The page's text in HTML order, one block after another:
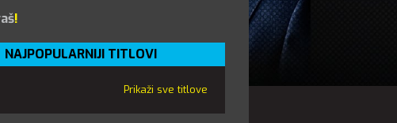
!
NAJPOPULARNIJI TITLOVI
Prikaži sve titlove